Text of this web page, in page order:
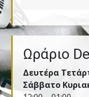
Ωράριο
Δευτέρα
Σάββατο